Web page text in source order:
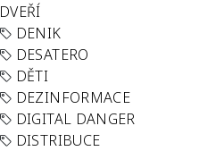
DVEŘÍ
DENIK
DESATERO
DĚTI
DEZINFORMACE
DIGITAL DANGER
DISTRIBUCE